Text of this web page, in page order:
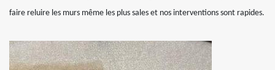
faire reluire les murs même les plus sales et nos interventions sont rapides.